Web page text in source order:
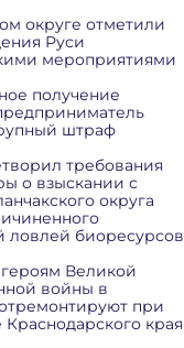
округе отметили
Руси
мероприятиями
получение
штраф
требования
о взыскании с
округа
ловлей биоресурсов
Великой
войны в
при
края